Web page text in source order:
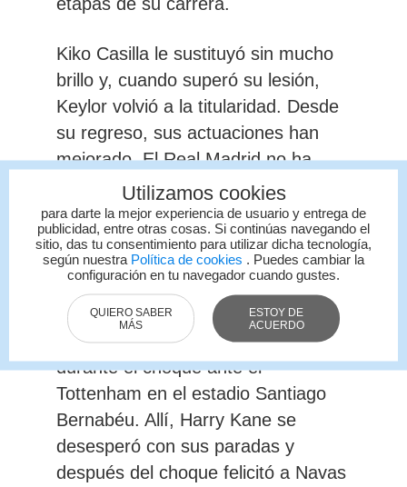
Kiko Casilla le sustituyó sin mucho
brillo y, cuando superó su lesión,
Keylor volvió a la titularidad. Desde
su regreso, sus actuaciones han
mejorado. El Real Madrid no ha
perdido ningún partido, solo pinchó
ante el Athletic (0-0) y en San
Mamés se marcó un buen
encuentro ante Kepa.
Volvió a su mejor versión, de la que
disfrutó justo antes de lesionarse
durante el choque ante el
Tottenham en el estadio Santiago
Bernabéu. Allí, Harry Kane se
desesperó con sus paradas y
después del choque felicitó a Navas
Utilizamos cookies
para darte la mejor experiencia de usuario y entrega de
publicidad, entre otras cosas. Si continúas navegando el
sitio, das tu consentimiento para utilizar dicha tecnología,
según nuestra Política de cookies . Puedes cambiar la
configuración en tu navegador cuando gustes.
QUIERO SABER
MÁS
ESTOY DE
ACUERDO